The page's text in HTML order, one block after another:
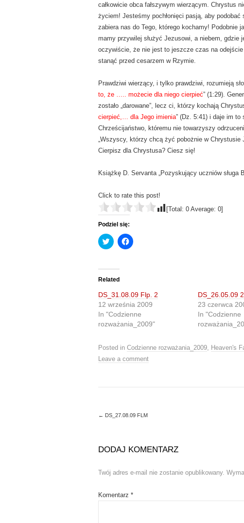
całkowicie obca fałszywym wierzącym. Chrystus
życiem! Jesteśmy pochłonięci pasją, aby
zabiera nas do Tego, którego kochamy! Podobnie
mamy przywilej służyć Jezusowi, a niebem, gdzie
oczywiście, że nie jest to jeszcze czas na
stanąć przed cesarzem w Rzymie.
Prawdziwi wierzący, i tylko prawdziwi, rozumieją
to, że ….. możecie dla niego cierpieć” (1:29).
zostało „darowane”, lecz ci, którzy kochają
cierpieć,… dla Jego imienia” (Dz. 5:41) i daje im to
Chrześcijaństwo, któremu nie towarzyszy
„Wszyscy, którzy chcą żyć pobożnie w Chrystusie
Cierpisz dla Chrystusa? Ciesz się!
Książkę D. Servanta „Pozyskujący uczniów sługa
Click to rate this post!
[Total: 0 Average: 0]
Podziel się:
C
l
t
o
s
h
a
r
e
o
n
T
t
e
p
i
n
i
w
C
l
h
a
r
e
o
n
F
e
b
o
O
s
i
w
o
Related
DS_31.08.09 Flp. 2
12 września 2009
In "Codzienne
rozważania_2009"
DS_26.05.09
23 czerwca
In "Codzienne
Posted in Codzienne rozważania_2009, Heaven's
Leave a comment
← DS_27.08.09 FLM
DODAJ KOMENTARZ
Twój adres e-mail nie zostanie opublikowany.
Komentarz *